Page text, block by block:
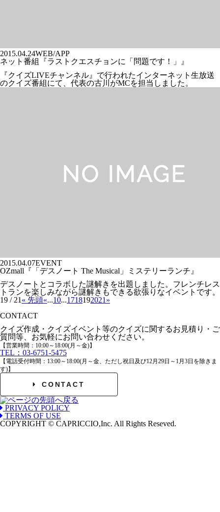
2015.04.24WEB/APP
ネット番組『ラストクエスチョンに「問題です！」』
『クイズLIVEチャンネル』で行われたインターネット生放送
のクイズ番組にて、代表の古川がMCを担当しました。
2015.04.07EVENT
OZmall『「デスノート The Musical」ミステリーランチ』
デスノートとコラボした謎解きを出題しました。フレンチレス
トランを楽しみながら謎解きもできる欲張りなイベントです。
19 / 21 « 先頭«...10...1718192021 »
CONTACT
クイズ作成・クイズイベント等のクイズに関するお見積り・ご
質問等、お気軽にお問い合わせください。
【営業時間：10:00～18:00(月～金)】
TEL：03-6751-5475
【電話受付時間：13:00～18:00(月～金、ただし祝日及び12月29日～1月3日を除きま
す)】
CONTACT
PRIVACY POLICY
TERMS OF USE
COPYRIGHT © CAPRICCIO,Inc. All Rights Reseved.